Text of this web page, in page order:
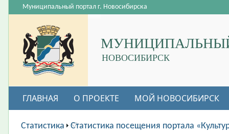
НОВОСИБИРСК
Муниципальный портал г. Новосибирска
ГЛАВНАЯ О ПРОЕКТЕ МОЙ НОВОСИБИРСК
ВАКАНСИИ
Статистика Статистика посещения портала